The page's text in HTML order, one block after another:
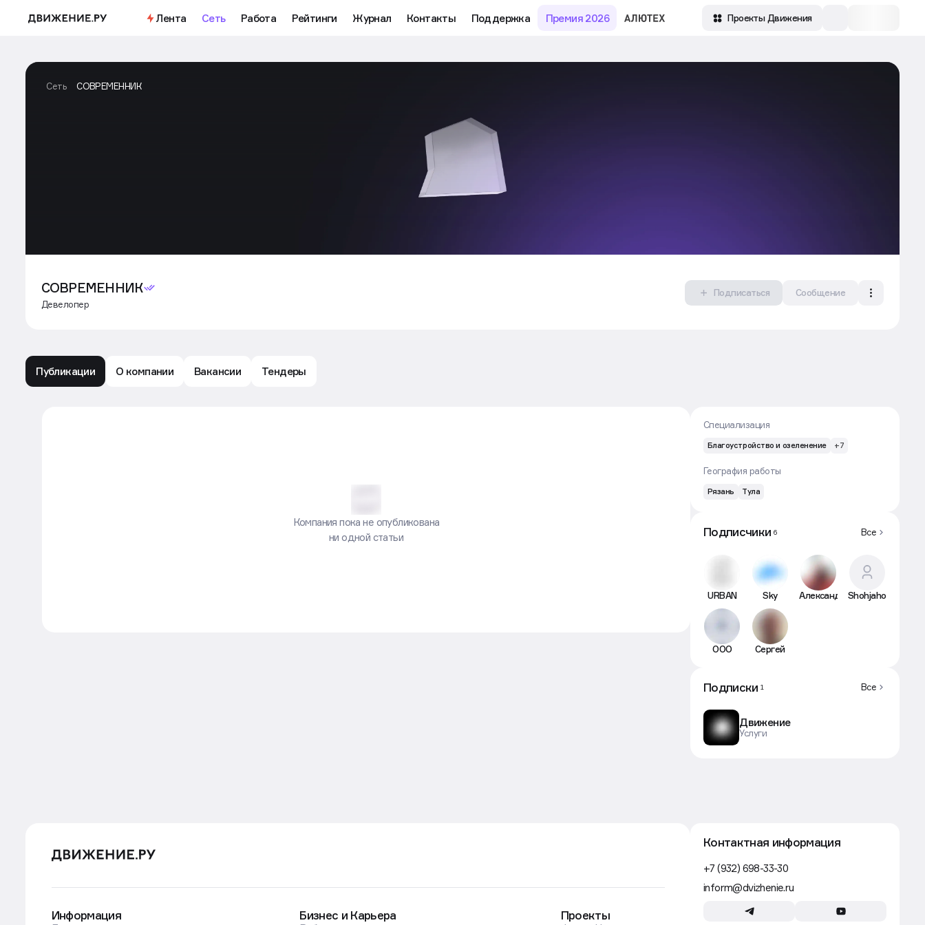
Лента Сеть Работа Рейтинги Журнал Контакты Поддержка Премия 2026 Проекты Движения
Сеть СОВРЕМЕННИК
СОВРЕМЕННИК
Девелопер
Подписаться Сообщение
Публикации О компании Вакансии Тендеры
Специализация
Благоустройство и озеленение +7
География работы
Рязань Тула
Подписчики 6 Все
URBAN Sky Александр Shohjahon
ООО Сергей
Подписки 1 Все
Движение
Услуги
Компания пока не опубликована
ни одной статьи
Информация Бизнес и Карьера Проекты
Контактная информация
+7 (932) 698-33-30
inform@dvizhenie.ru